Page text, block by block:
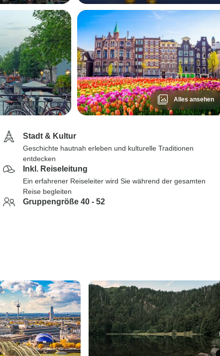
Alles ansehen
Stadt & Kultur
Geschichte hautnah erleben und kulturelle Traditionen
entdecken
Inkl. Reiseleitung
Ein erfahrener Reiseleiter wird Sie während der gesamten
Reise begleiten
Gruppengröße 40 - 52